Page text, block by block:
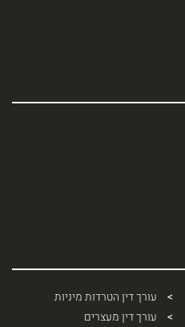
עורך דין הטרדות מיניות
עורך דין מעצרים